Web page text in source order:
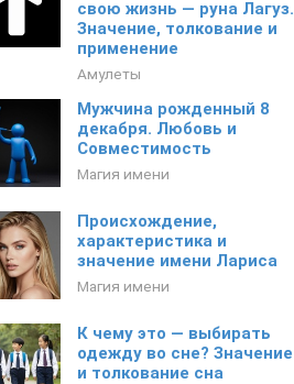
свою жизнь — руна Лагуз.
Значение, толкование и
применение
Амулеты
Мужчина рожденный 8
декабря. Любовь и
Совместимость
Магия имени
Происхождение,
характеристика и
значение имени Лариса
Магия имени
К чему это — выбирать
одежду во сне? Значение
и толкование сна